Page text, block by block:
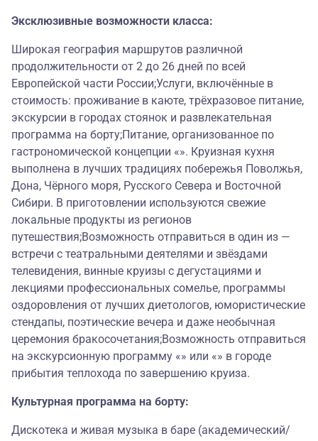
Эксклюзивные возможности класса:
Широкая география маршрутов различной
продолжительности от 2 до 26 дней по всей
Европейской части России;Услуги, включённые в
стоимость: проживание в каюте, трёхразовое питание,
экскурсии в городах стоянок и развлекательная
программа на борту;Питание, организованное по
гастрономической концепции «». Круизная кухня
выполнена в лучших традициях побережья Поволжья,
Дона, Чёрного моря, Русского Севера и Восточной
Сибири. В приготовлении используются свежие
локальные продукты из регионов
путешествия;Возможность отправиться в один из —
встречи с театральными деятелями и звёздами
телевидения, винные круизы с дегустациями и
лекциями профессиональных сомелье, программы
оздоровления от лучших диетологов, юмористические
стендапы, поэтические вечера и даже необычная
церемония бракосочетания;Возможность отправиться
на экскурсионную программу «» или «» в городе
прибытия теплохода по завершению круиза.
Культурная программа на борту:
Дискотека и живая музыка в баре (академический/